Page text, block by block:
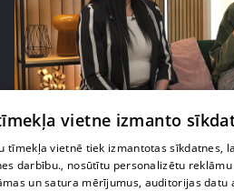
pirms 2 mēnešiem, 3 nedēļām
Estere Bindre atklāj, kas
17. epizode
vietne izmanto
tīmekļa vietnē tiek izmantotas sīkdatnes,
darbību., nosūtītu personalizētu
un satura mērījumus, auditorijas datu